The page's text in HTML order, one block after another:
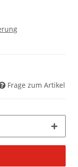
Frage zum Artikel